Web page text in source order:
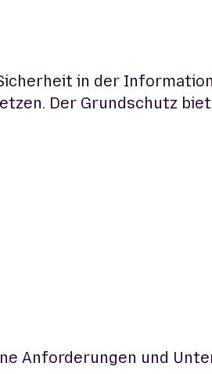
in der
Der Grundschutz
Anforderungen und